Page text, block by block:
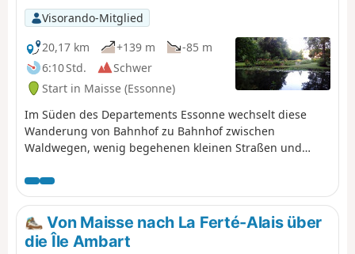
Visorando-Mitglied
20,17 km
+139 m
-85 m
6:10 Std.
Schwer
Start in Maisse (Essonne)
Im Süden des Departements Essonne wechselt diese
Wanderung von Bahnhof zu Bahnhof zwischen
Waldwegen, wenig begehenen kleinen Straßen und
entdecken: Mühle, Kirchen, Schloss und einen
Polierstein aus der Jungsteinzeit.
Von Maisse nach La Ferté-Alais über
die Île Ambart